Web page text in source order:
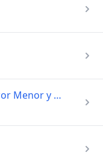
Los Abuelos Delivery - Verduleria Por Menor y Mayor - Envio